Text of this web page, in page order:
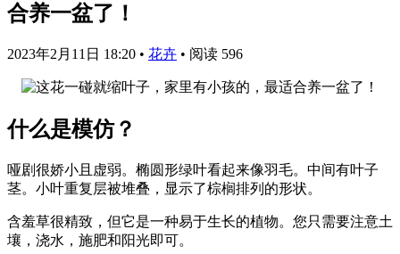
合养一盆了！
2023年2月11日 18:20 • 花卉 • 阅读 596
什么是模仿？
哑剧很娇小且虚弱。椭圆形绿叶看起来像羽毛。中间有叶子
茎。小叶重复层被堆叠，显示了棕榈排列的形状。
含羞草很精致，但它是一种易于生长的植物。您只需要注意土
壤，浇水，施肥和阳光即可。